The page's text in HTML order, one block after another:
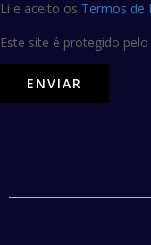
Li e aceito os Termos de
Este site é protegido